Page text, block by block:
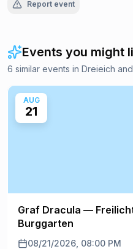
Report event
Events you might
6 similar events in Dreieich
AUG
21
Graf Dracula —
Burggarten
08/21/2026, 08:00 PM